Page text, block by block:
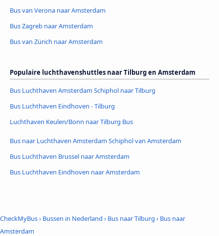
Bus van Verona naar Amsterdam
Bus Zagreb naar Amsterdam
Bus van Zürich naar Amsterdam
Populaire luchthavenshuttles naar Tilburg en Amsterdam
Bus Luchthaven Amsterdam Schiphol naar Tilburg
Bus Luchthaven Eindhoven - Tilburg
Luchthaven Keulen/Bonn naar Tilburg Bus
Bus naar Luchthaven Amsterdam Schiphol van Amsterdam
Bus Luchthaven Brussel naar Amsterdam
Bus Luchthaven Eindhoven naar Amsterdam
CheckMyBus› Bussen in Nederland › Bus naar Tilburg › Bus naar
Amsterdam